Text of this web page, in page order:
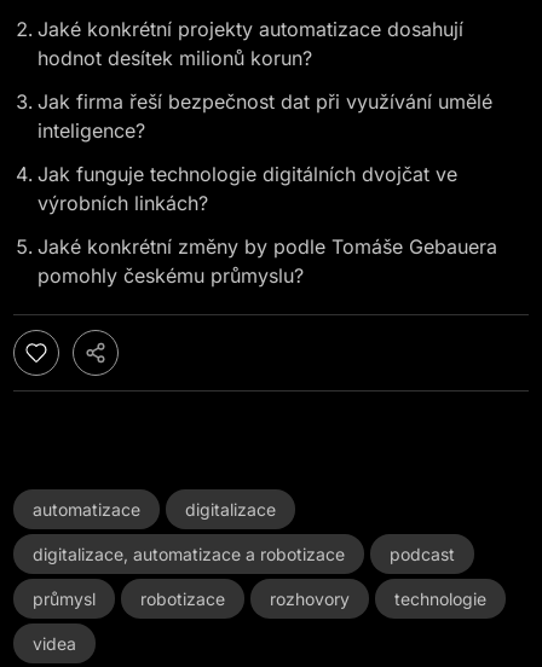
Jaké konkrétní projekty automatizace dosahují
hodnot desítek milionů korun?
Jak firma řeší bezpečnost dat při využívání umělé
inteligence?
Jak funguje technologie digitálních dvojčat ve
výrobních linkách?
Jaké konkrétní změny by podle Tomáše Gebauera
pomohly českému průmyslu?
automatizace digitalizace
digitalizace, automatizace a robotizace podcast
průmysl robotizace rozhovory technologie
videa